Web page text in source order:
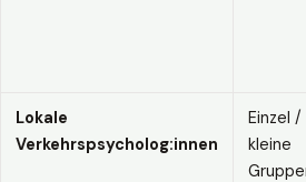
Lokale
Verkehrspsycholog:innen
Einzel /
kleine